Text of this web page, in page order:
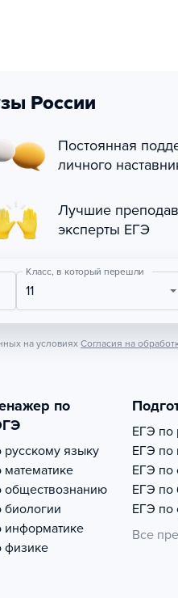
России
Постоянная
личного
Лучшие
эксперты ЕГЭ
Класс, в который перешли
11
на условиях Согласия на
по
языку
ЕГЭ по
ЕГЭ по
ЕГЭ по
ЕГЭ по
ЕГЭ по
Все